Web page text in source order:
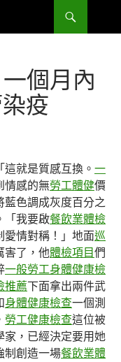
個月內
疫
這就是質感互換。 一
情感的無勞工體健價
藍色調成灰度百分之
「我要啟餐飲業體檢
愛情對稱！」地面巡
害了，他體檢項目們
一般勞工身體健康檢
推薦下面拿出兩件武
身體健康檢查一個測
勞工健康檢查這位被
家，已經決定要用她
制創造一場餐飲業體